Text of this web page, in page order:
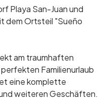
Playa San-Juan und
dem Ortsteil "Sueño
am traumhaften
Familienurlaub
eine komplette
weiteren Geschäften.